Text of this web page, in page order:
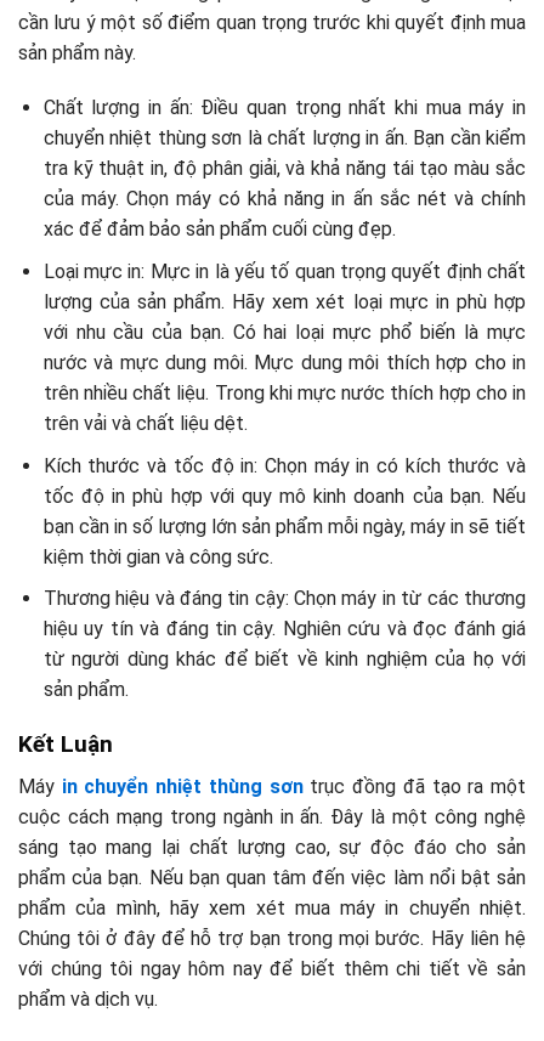
cần lưu ý một số điểm quan trọng trước khi quyết định mua
sản phẩm này.
Chất lượng in ấn: Điều quan trọng nhất khi mua máy in
chuyển nhiệt thùng sơn là chất lượng in ấn. Bạn cần kiểm
tra kỹ thuật in, độ phân giải, và khả năng tái tạo màu sắc
của máy. Chọn máy có khả năng in ấn sắc nét và chính
xác để đảm bảo sản phẩm cuối cùng đẹp.
Loại mực in: Mực in là yếu tố quan trọng quyết định chất
lượng của sản phẩm. Hãy xem xét loại mực in phù hợp
với nhu cầu của bạn. Có hai loại mực phổ biến là mực
nước và mực dung môi. Mực dung môi thích hợp cho in
trên nhiều chất liệu. Trong khi mực nước thích hợp cho in
trên vải và chất liệu dệt.
Kích thước và tốc độ in: Chọn máy in có kích thước và
tốc độ in phù hợp với quy mô kinh doanh của bạn. Nếu
bạn cần in số lượng lớn sản phẩm mỗi ngày, máy in sẽ tiết
kiệm thời gian và công sức.
Thương hiệu và đáng tin cậy: Chọn máy in từ các thương
hiệu uy tín và đáng tin cậy. Nghiên cứu và đọc đánh giá
từ người dùng khác để biết về kinh nghiệm của họ với
sản phẩm.
Kết Luận
Máy in chuyển nhiệt thùng sơntrục đồng đã tạo ra một
cuộc cách mạng trong ngành in ấn. Đây là một công nghệ
sáng tạo mang lại chất lượng cao, sự độc đáo cho sản
phẩm của bạn. Nếu bạn quan tâm đến việc làm nổi bật sản
phẩm của mình, hãy xem xét mua máy in chuyển nhiệt.
Chúng tôi ở đây để hỗ trợ bạn trong mọi bước. Hãy liên hệ
với chúng tôi ngay hôm nay để biết thêm chi tiết về sản
phẩm và dịch vụ.